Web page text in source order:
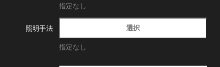
指定なし
照明手法 選択
指定なし